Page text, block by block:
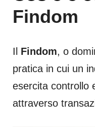
Findom
Il Findom, o
pratica in cui un
esercita controllo
attraverso